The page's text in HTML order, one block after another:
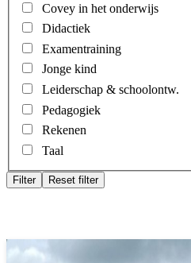
Covey in het onderwijs
Didactiek
Examentraining
Jonge kind
Leiderschap & schoolontw.
Pedagogiek
Rekenen
Taal
Filter Reset filter